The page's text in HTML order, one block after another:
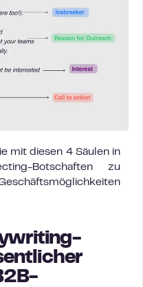
mit diesen 4 Säulen in
Botschaften zu